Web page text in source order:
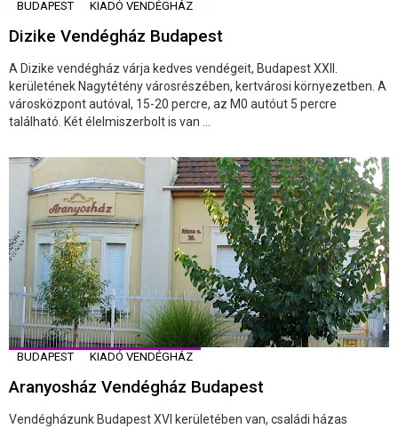
BUDAPEST KIADÓ VENDÉGHÁZ
Dizike Vendégház Budapest
A Dizike vendégház várja kedves vendégeit, Budapest XXII.
kerületének Nagytétény városrészében, kertvárosi környezetben. A
városközpont autóval, 15-20 percre, az M0 autóut 5 percre
található. Két élelmiszerbolt is van ...
BUDAPEST KIADÓ VENDÉGHÁZ
Aranyosház Vendégház Budapest
Vendégházunk Budapest XVI kerületében van, családi házas